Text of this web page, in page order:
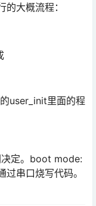
大概流程：
user_init里面的程
决定。boot mode:
串口烧写代码。